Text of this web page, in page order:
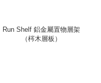
Run Shelf 鋁金屬置物層架
（梣木層板）